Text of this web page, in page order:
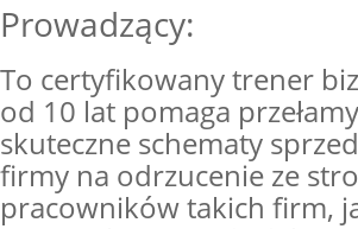
Prowadzący:
To certyfikowany trener
od 10 lat pomaga
skuteczne schematy
firmy na odrzucenie ze
pracowników takich firm,